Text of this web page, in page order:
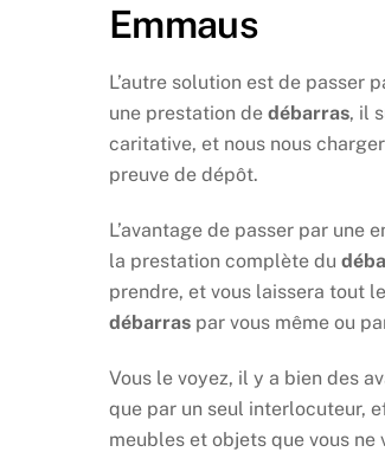
Emmaus
L’autre solution est de passer
une prestation de débarras, il
caritative, et nous nous
preuve de dépôt.
L’avantage de passer par une
la prestation complète du
prendre, et vous laissera tout
débarras par vous même ou
Vous le voyez, il y a bien des
que par un seul interlocuteur,
meubles et objets que vous ne